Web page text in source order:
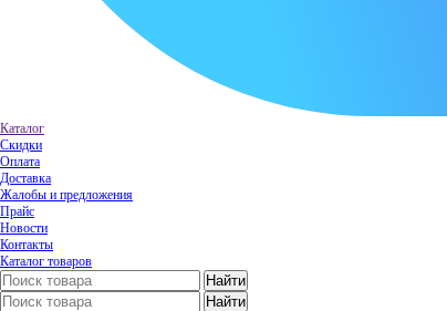
Каталог
Скидки
Оплата
Доставка
Жалобы и предложения
Прайс
Новости
Контакты
Каталог товаров